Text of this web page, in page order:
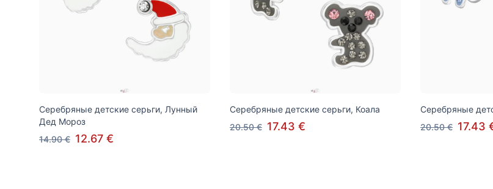
Серебряные детские серьги, Лунный
Дед Мороз
14.90 € 12.67 €
Серебряные детские серьги, Коала
20.50 € 17.43 €
Серебряные
20.50 € 17.43